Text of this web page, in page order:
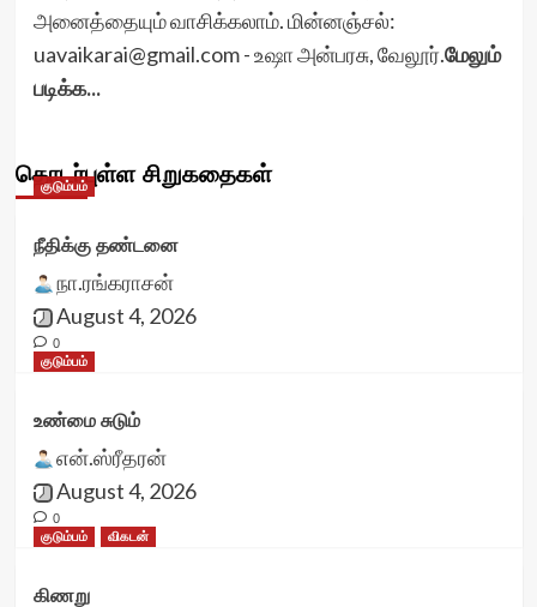
அனைத்தையும் வாசிக்கலாம். மின்னஞ்சல்:
uavaikarai@gmail.com - உஷா அன்பரசு, வேலூர்.மேலும்
படிக்க...
தொடர்புள்ள சிறுகதைகள்
குடும்பம்
நீதிக்கு தண்டனை
நா.ரங்கராசன்
August 4, 2026
0
குடும்பம்
உண்மை சுடும்
என்.ஸ்ரீதரன்
August 4, 2026
0
குடும்பம்
விகடன்
கிணறு